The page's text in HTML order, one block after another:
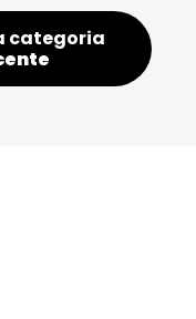
categoria